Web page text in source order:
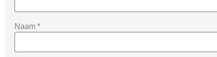
Naam *